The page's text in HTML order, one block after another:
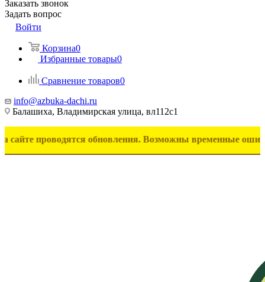
Заказать звонок
Задать вопрос
Войти
Корзина0
Избранные товары0
Сравнение товаров0
info@azbuka-dachi.ru
Балашиха, Владимирская улица, вл112с1
обновления. Возможны временные ошибки в